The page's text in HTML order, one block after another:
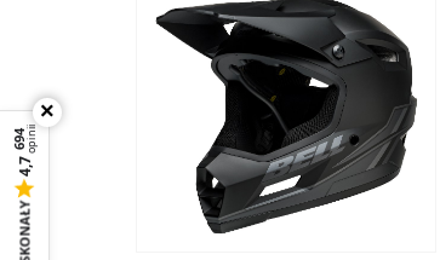
×
694opinii
4,7
DOSKONAŁY